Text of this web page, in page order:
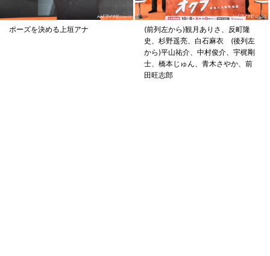
ポーズを決める上垣アナ
(前列左から)観月ありさ、反町隆
史、杉野遥亮、白石麻衣 (後列左
から)平山祐介、中村俊介、宇梶剛
士、橋本じゅん、青木さやか、前
田旺志郎